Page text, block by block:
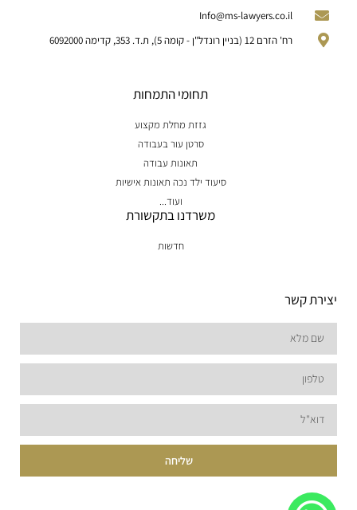
Info@ms-lawyers.co.il
רח' הזרם 12 (בניין רונדל"ן - קומה 5), ת.ד. 353, קדימה 6092000
תחומי התמחות
גזזת מחלת מקצוע
סרטן עור בעבודה
תאונות עבודה
סיעוד ילד נכה תאונות אישיות
ועוד...
משרדנו בתקשורת
חדשות
יצירת קשר
שליחה